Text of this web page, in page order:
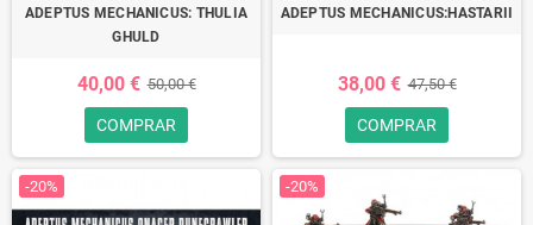
ADEPTUS MECHANICUS: THULIA
GHULD
40,00 € 50,00 €
COMPRAR
ADEPTUS MECHANICUS:HASTARII
38,00 € 47,50 €
COMPRAR
-20% -20%